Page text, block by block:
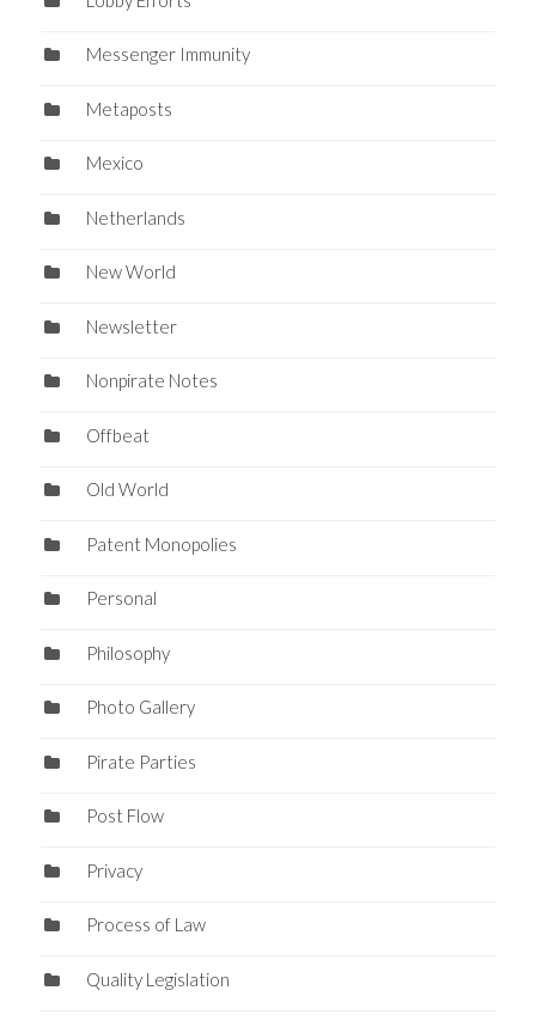
Messenger Immunity
Metaposts
Mexico
Netherlands
New World
Newsletter
Nonpirate Notes
Offbeat
Old World
Patent Monopolies
Personal
Philosophy
Photo Gallery
Pirate Parties
Post Flow
Privacy
Process of Law
Quality Legislation